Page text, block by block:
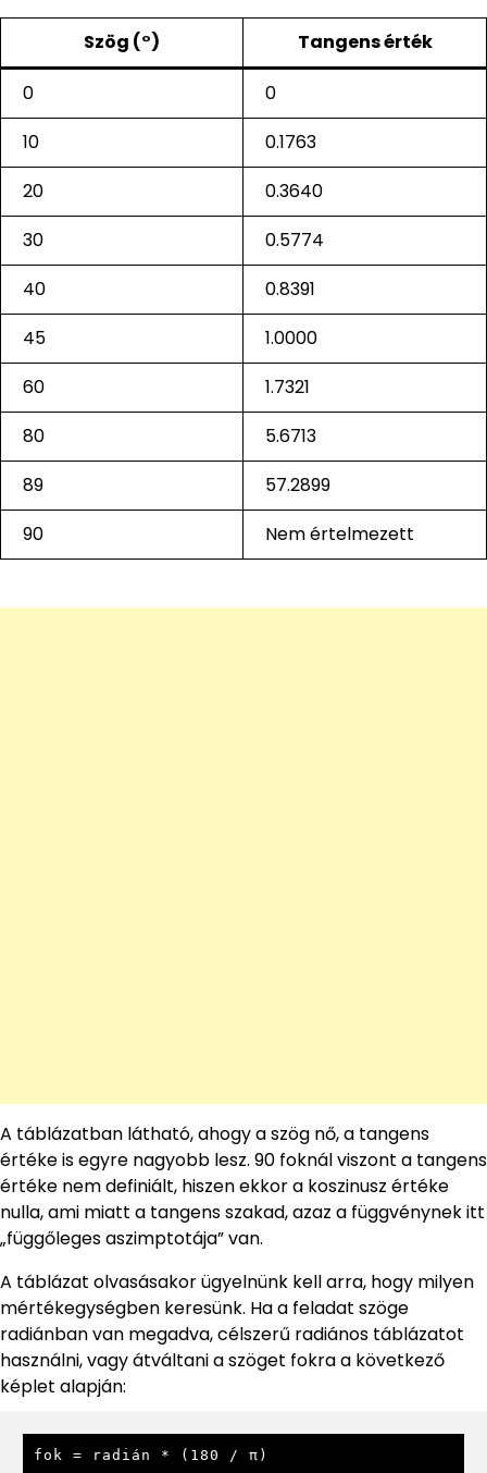
Szög (°) Tangens érték
0
0
10
0.1763
20
0.3640
30
0.5774
40
0.8391
45
1.0000
60
1.7321
80
5.6713
89
57.2899
90
Nem értelmezett
A táblázatban látható, ahogy a szög nő, a tangens
értéke is egyre nagyobb lesz. 90 foknál viszont a tangens
értéke nem definiált, hiszen ekkor a koszinusz értéke
nulla, ami miatt a tangens szakad, azaz a függvénynek itt
„függőleges aszimptotája” van.
A táblázat olvasásakor ügyelnünk kell arra, hogy milyen
mértékegységben keresünk. Ha a feladat szöge
radiánban van megadva, célszerű radiános táblázatot
használni, vagy átváltani a szöget fokra a következő
képlet alapján:
fok = radián * (180 / π)